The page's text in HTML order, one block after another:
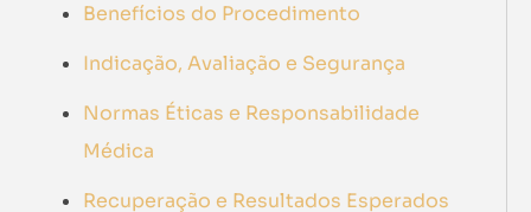
Benefícios do Procedimento
Indicação, Avaliação e Segurança
Normas Éticas e Responsabilidade
Médica
Recuperação e Resultados Esperados